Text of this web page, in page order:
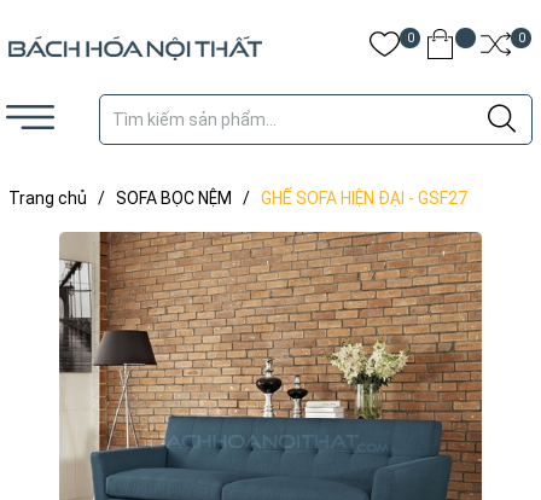
0 0
Trang chủ / SOFA BỌC NỆM / GHẾ SOFA HIỆN ĐẠI - GSF27